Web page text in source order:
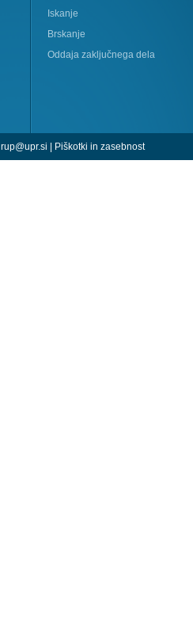
Iskanje
Brskanje
Oddaja zaključnega dela
rup@upr.si | Piškotki in zasebnost